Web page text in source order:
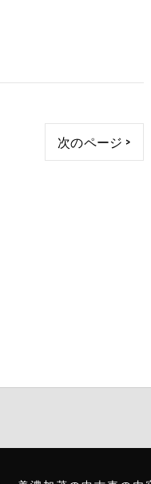
次のページ >